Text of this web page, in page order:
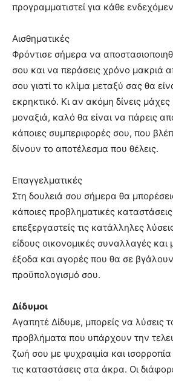
προγραμματιστεί για κάθε
Αισθηματικές
Φρόντισε σήμερα να
σου και να περάσεις χρόνο μακριά
σου γιατί το κλίμα μεταξύ σας θα
εκρηκτικό. Κι αν ακόμη δίνεις
μοναξιά, καλό θα είναι να πάρεις
κάποιες συμπεριφορές σου, που
δίνουν το αποτέλεσμα που θέλεις.
Επαγγελματικές
Στη δουλειά σου σήμερα θα
κάποιες προβληματικές
επεξεργαστείς τις κατάλληλες
είδους οικονομικές συναλλαγές
έξοδα και αγορές που θα σε
προϋπολογισμό σου.
Δίδυμοι
Αγαπητέ Δίδυμε, μπορείς να λύσεις
προβλήματα που υπάρχουν την
ζωή σου με ψυχραιμία και
τις καταστάσεις στα άκρα. Οι